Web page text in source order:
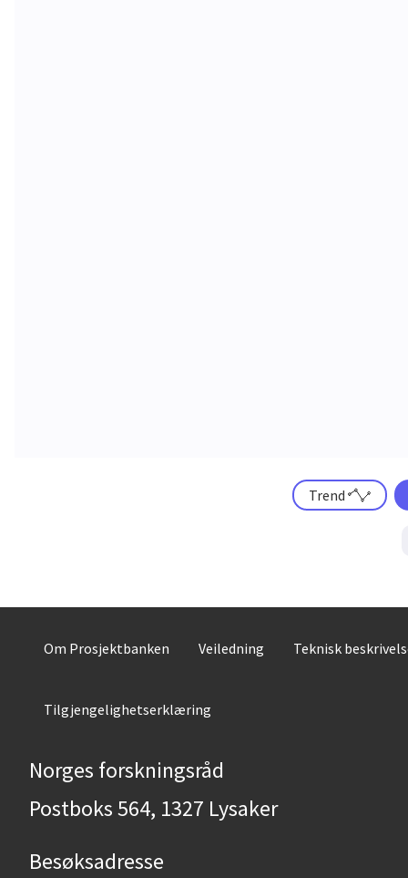
Trend
Om Prosjektbanken Veiledning Teknisk
Tilgjengelighetserklæring
Norges forskningsråd
Postboks 564, 1327 Lysaker
Besøksadresse